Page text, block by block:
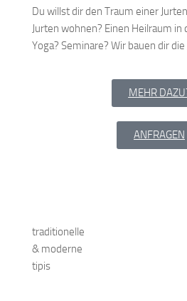
Du willst dir den Traum einer
Jurten wohnen? Einen Heilraum in
Yoga? Seminare? Wir bauen dir
MEHR
ANFRAGEN
traditionelle
& moderne
tipis